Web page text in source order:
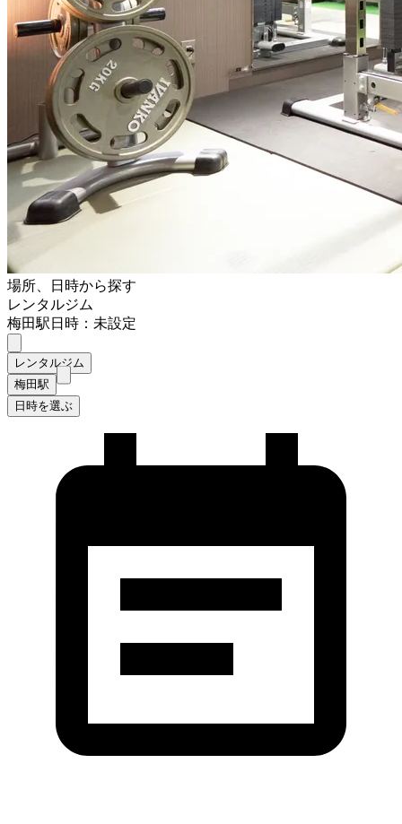
場所、日時から探す
レンタルジム
梅田駅日時：未設定
レンタルジム
梅田駅
日時を選ぶ